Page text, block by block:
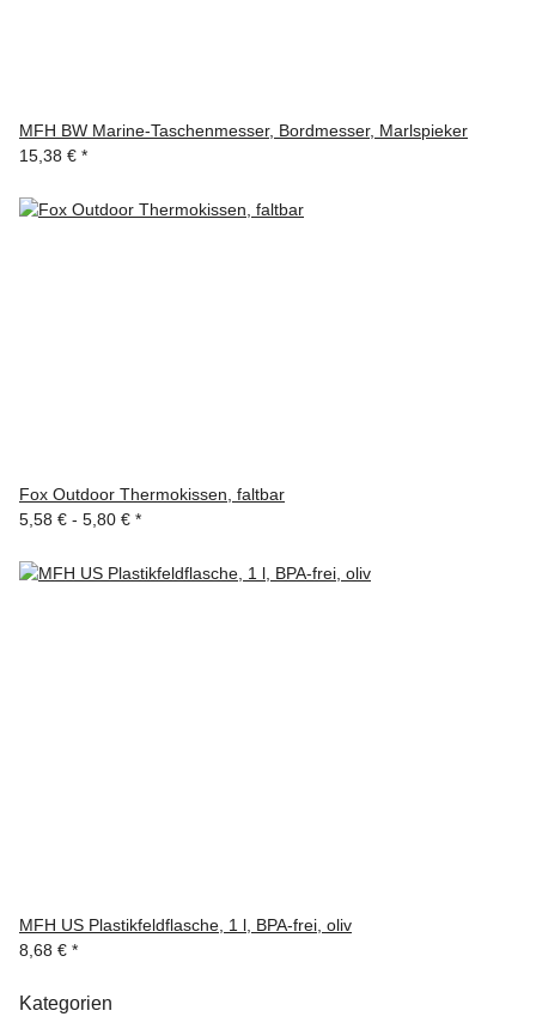
MFH BW Marine-Taschenmesser, Bordmesser, Marlspieker
15,38 € *
Fox Outdoor Thermokissen, faltbar
5,58 € - 5,80 € *
MFH US Plastikfeldflasche, 1 l, BPA-frei, oliv
8,68 € *
Kategorien